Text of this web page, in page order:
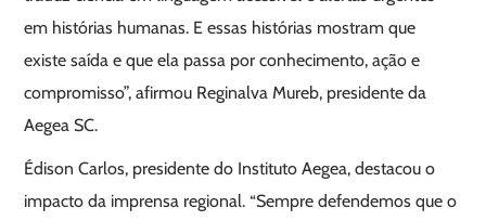
em histórias humanas. E essas histórias mostram que
existe saída e que ela passa por conhecimento, ação e
compromisso”, afirmou Reginalva Mureb, presidente da
Aegea SC.
Édison Carlos, presidente do Instituto Aegea, destacou o
impacto da imprensa regional. “Sempre defendemos que o